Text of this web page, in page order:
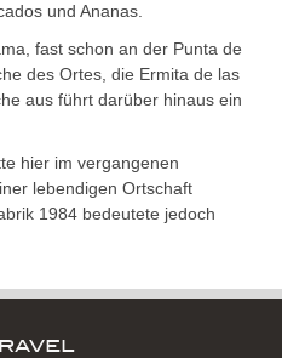
und Ananas.
fast schon an der Punta de
des Ortes, die Ermita de las
aus führt darüber hinaus ein
hier im vergangenen
lebendigen Ortschaft
1984 bedeutete jedoch